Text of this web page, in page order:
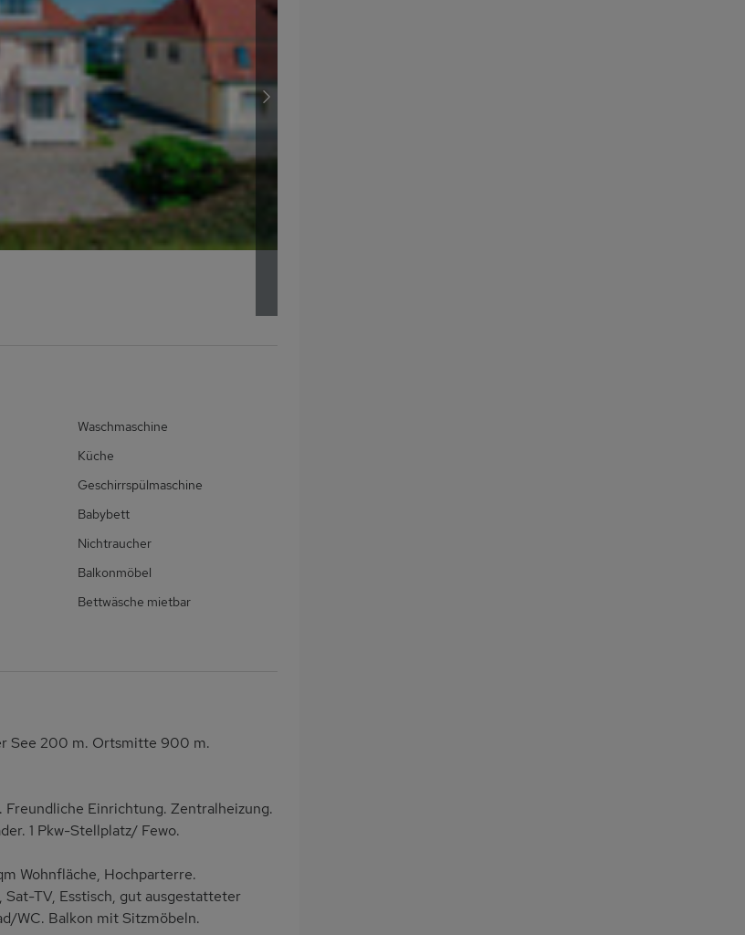
Waschmaschine
Küche
Geschirrspülmaschine
Babybett
Nichtraucher
Balkonmöbel
Bettwäsche mietbar
See 200 m. Ortsmitte 900 m.
Einrichtung. Zentralheizung.
1 Pkw-Stellplatz/ Fewo.
Wohnfläche, Hochparterre.
TV, Esstisch, gut ausgestatteter
WC. Balkon mit Sitzmöbeln.